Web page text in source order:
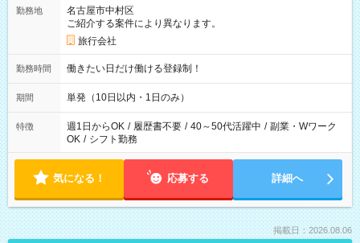
勤務地
名古屋市中村区
ご紹介する案件により異なります。
旅行会社
勤務時間 働きたい日だけ働ける登録制！
期間 単発（10日以内・1日のみ）
特徴 週1日からOK / 履歴書不要 / 40～50代活躍中 / 副業・Wワーク
OK / シフト勤務
気になる！ 応募する 詳細へ
掲載日：2026.08.06